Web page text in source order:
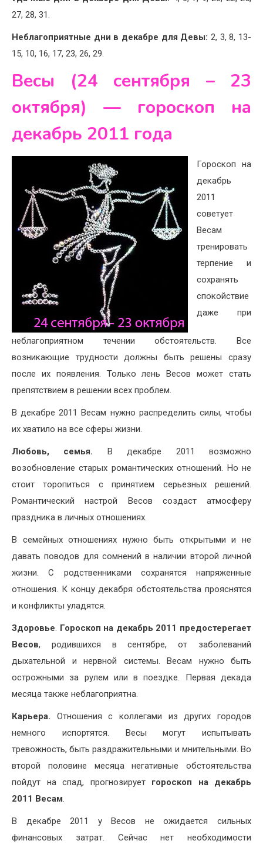
27, 28, 31.
Неблагоприятные дни в декабре для Девы: 2, 3, 8, 13-
15, 10, 16, 17, 23, 26, 29.
Весы (24 сентября – 23
октября) — гороскоп на
декабрь 2011 года
Гороскоп на
декабрь
2011
советует
Весам
тренировать
терпение и
сохранять
спокойствие
даже при
неблагоприятном течении обстоятельств. Все
возникающие трудности должны быть решены сразу
после их появления. Только лень Весов может стать
препятствием в решении всех проблем.
В декабре 2011 Весам нужно распределить силы, чтобы
их хватило на все сферы жизни.
Любовь, семья. В декабре 2011 возможно
возобновление старых романтических отношений. Но не
стоит торопиться с принятием серьезных решений.
Романтический настрой Весов создаст атмосферу
праздника в личных отношениях.
В семейных отношениях нужно быть открытыми и не
давать поводов для сомнений в наличии второй личной
жизни. С родственниками сохранятся напряженные
отношения. К концу декабря обстоятельства прояснятся
и конфликты уладятся.
Здоровье. Гороскоп на декабрь 2011 предостерегает
Весов, родившихся в сентябре, от заболеваний
дыхательной и нервной системы. Весам нужно быть
острожными за рулем или в поездке. Первая декада
месяца также неблагоприятна.
Карьера. Отношения с коллегами из других городов
немного испортятся. Весы могут испытывать
тревожность, быть раздражительными и мнительными. Во
второй половине месяца негативные обстоятельства
пойдут на спад, прогнозирует гороскоп на декабрь
2011 Весам.
В декабре 2011 у Весов не ожидается сильных
финансовых затрат. Сейчас нет необходимости